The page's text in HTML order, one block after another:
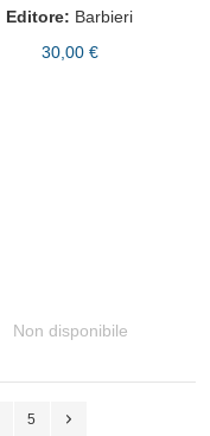
Editore: Barbieri
30,00 €
Non disponibile
5